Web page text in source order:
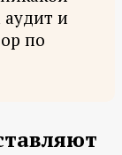
аудит и
по